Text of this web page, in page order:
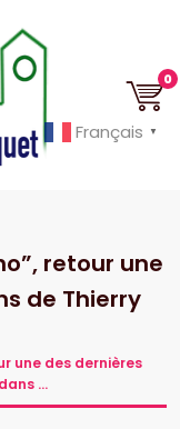
0
retour une
de Thierry
une des dernières
…
Français ▼